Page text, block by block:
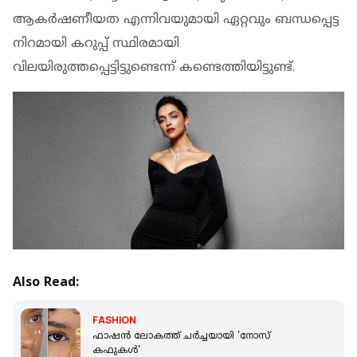
ആകര്‍ഷണീയത എന്നിവയുമായി ഏറ്റവും ബന്ധപ്പെട്ട
നിറമായി കറുപ്പ് സ്ഥിരമായി
വിലയിരുത്തപ്പെട്ടിട്ടുണ്ടെന്ന് കണ്ടെത്തിയിട്ടുണ്ട്.
Also Read:
FASHION
ഫാഷന്‍ ലോകത്ത് ചര്‍ച്ചയായി 'നോസ്
കഫുകള്‍'